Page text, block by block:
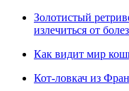
Золотистый
излечиться от
Как видит мир
Кот-ловкач из